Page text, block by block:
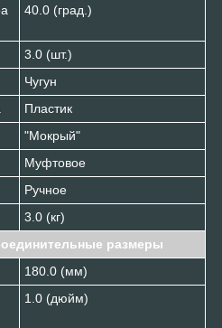
40.0 (град.)
3.0 (шт.)
Чугун
Пластик
"Мокрый"
Муфтовое
Ручное
3.0 (кг)
размеры
180.0 (мм)
1.0 (дюйм)